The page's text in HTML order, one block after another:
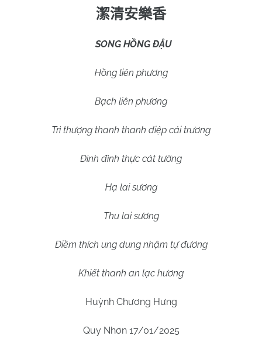
潔清安樂香
SONG HỒNG ĐẬU
Hồng liên phương
Bạch liên phương
Trì thượng thanh thanh diệp cái trương
Đình đình thực cát tường
Hạ lai sương
Thu lai sương
Điềm thích ung dung nhậm tự đương
Khiết thanh an lạc hương
Huỳnh Chương Hưng
Quy Nhơn 17/01/2025